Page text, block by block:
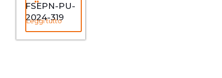
FSEPN-PU-
2024-319
Leggi tutto